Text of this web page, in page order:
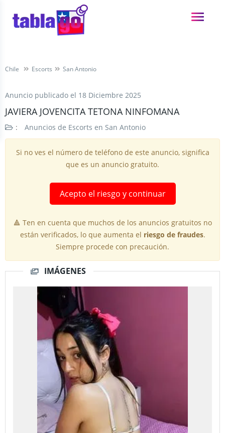
Chile Escorts San Antonio
Anuncio publicado el 18 Diciembre 2025
JAVIERA JOVENCITA TETONA NINFOMANA
: Anuncios de Escorts en San Antonio
Si no ves el número de teléfono de este anuncio, significa
que es un anuncio gratuito.
Acepto el riesgo y continuar
🔺 Ten en cuenta que muchos de los anuncios gratuitos no
están verificados, lo que aumenta el riesgo de fraudes.
Siempre procede con precaución.
IMÁGENES